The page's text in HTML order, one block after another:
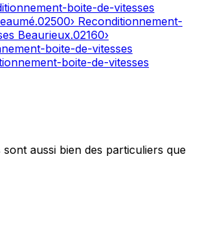
boite-de-vitesses
.02500› Reconditionnement-
Beaurieux.02160›
boite-de-vitesses
boite-de-vitesses
aussi bien des particuliers que